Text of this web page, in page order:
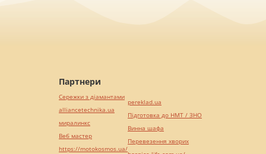
Партнери
Сережки з діамантами
alliancetechnika.ua
миралинкс
Веб мастер
https://motokosmos.ua/
pereklad.ua
Підготовка до НМТ / ЗНО
Винна шафа
Перевезення хворих